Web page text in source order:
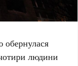
обернулася
людини